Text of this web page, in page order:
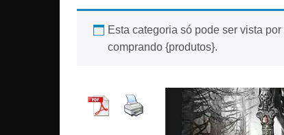
Esta categoria só pode ser vista
comprando {produtos}.